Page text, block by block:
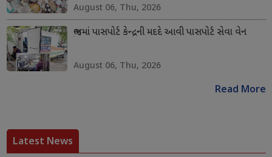
August 06, Thu, 2026
ભુજમાં પાસપોર્ટ કેન્દ્રની મદદે આવી પાસપોર્ટ સેવા વેન
August 06, Thu, 2026
Read More
Latest News